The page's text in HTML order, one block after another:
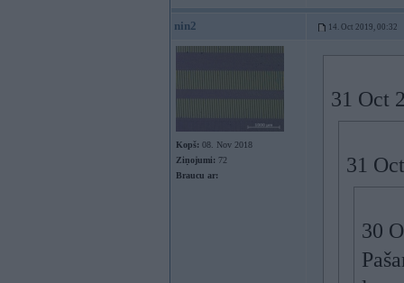
nin2 14. Oct 2019, 00:32
Kopš: 08. Nov 2018
Ziņojumi: 72
Braucu ar:
31 Oct
31
30